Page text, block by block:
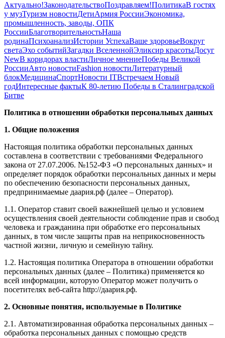
Актуально!ЗаконодательствоПоздравляем!ПолитикаВ гостях
у музТуризм новостиДетиАрмия РоссииЭкономика,
промышленность, заводы, ОПК
РоссииБлаготворительностьНаша
родинаПсихоанализИстории УспехаВаше здоровьеВокруг
светаЭхо событийЗагадки ВселеннойЭликсир красотыДосуг
NewВ коридорах властиЛичное мнениеПобеды Великой
РоссииАвто новостиFashion новостиЛитературный
блокМедицинаСпортНовости ITВстречаем Новый
годИнтересные фактыК 80-летию Победы в Сталинградской
Битве
Политика в отношении обработки персональных данных
1. Общие положения
Настоящая политика обработки персональных данных
составлена в соответствии с требованиями Федерального
закона от 27.07.2006. №152-ФЗ «О персональных данных» и
определяет порядок обработки персональных данных и меры
по обеспечению безопасности персональных данных,
предпринимаемые даария.рф (далее – Оператор).
1.1. Оператор ставит своей важнейшей целью и условием
осуществления своей деятельности соблюдение прав и свобод
человека и гражданина при обработке его персональных
данных, в том числе защиты прав на неприкосновенность
частной жизни, личную и семейную тайну.
1.2. Настоящая политика Оператора в отношении обработки
персональных данных (далее – Политика) применяется ко
всей информации, которую Оператор может получить о
посетителях веб-сайта http://даария.рф.
2. Основные понятия, используемые в Политике
2.1. Автоматизированная обработка персональных данных –
обработка персональных данных с помощью средств